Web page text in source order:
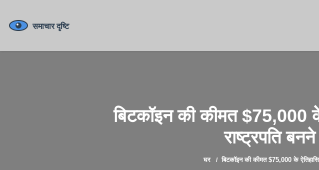
बिटकॉइन की कीमत $75,000
राष्ट्रपति
घर बिटकॉइन की कीमत $75,000 के